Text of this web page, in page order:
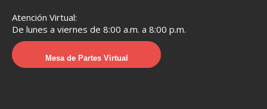
Atención Virtual:
De lunes a viernes de 8:00 a.m. a 8:00 p.m.
Mesa de Partes Virtual